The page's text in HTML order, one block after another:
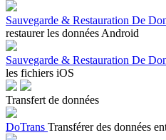
Sauvegarde & Restauration De
restaurer les données Android
Sauvegarde & Restauration De
les fichiers iOS
Transfert de données
DoTrans Transférer des données